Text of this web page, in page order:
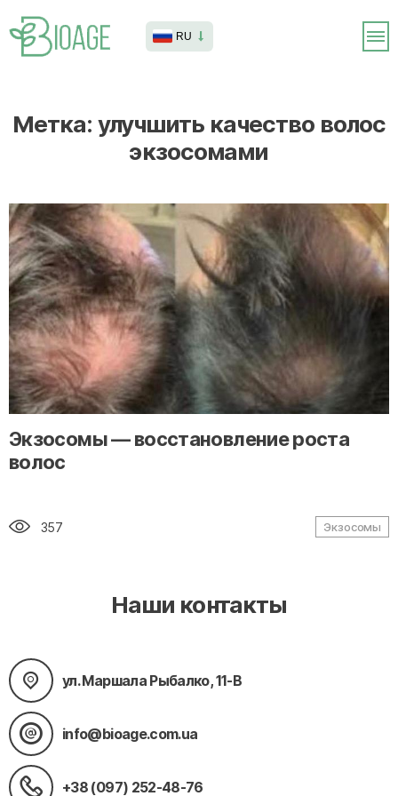
RU
Метка: улучшить качество волос
экзосомами
" alt="loading" class="img-responsive"/>
Экзосомы — восстановление роста
волос
357 Экзосомы
Наши контакты
ул. Маршала Рыбалко, 11-В
info@bioage.com.ua
+38 (097) 252-48-76